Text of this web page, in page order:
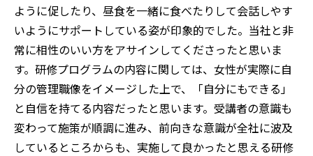
ように促したり、昼食を一緒に食べたりして会話しやす
いようにサポートしている姿が印象的でした。当社と非
常に相性のいい方をアサインしてくださったと思いま
す。研修プログラムの内容に関しては、女性が実際に自
分の管理職像をイメージした上で、「自分にもできる」
と自信を持てる内容だったと思います。受講者の意識も
変わって施策が順調に進み、前向きな意識が全社に波及
しているところからも、実施して良かったと思える研修